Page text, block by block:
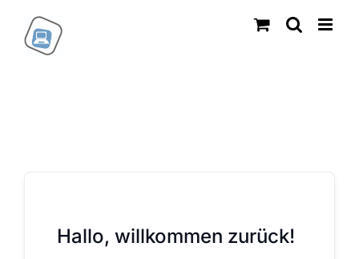
Inhalt
springen
Hallo, willkommen zurück!